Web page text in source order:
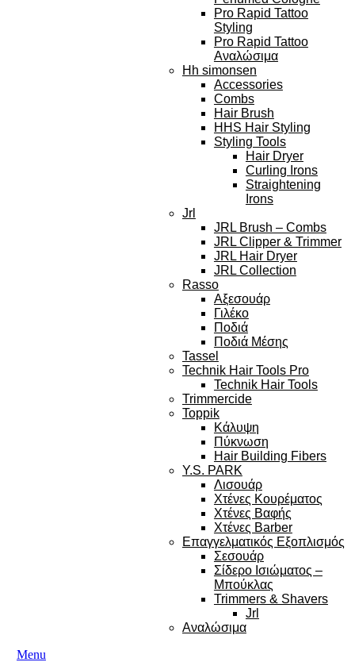
Pro Rapid Tattoo
Styling
Pro Rapid Tattoo
Αναλώσιμα
Hh simonsen
Accessories
Combs
Hair Brush
HHS Hair Styling
Styling Tools
Hair Dryer
Curling Irons
Straightening
Irons
Jrl
JRL Brush – Combs
JRL Clipper & Trimmer
JRL Hair Dryer
JRL Collection
Rasso
Αξεσουάρ
Γιλέκο
Ποδιά
Ποδιά Μέσης
Tassel
Technik Hair Tools Pro
Technik Hair Tools
Trimmercide
Toppik
Κάλυψη
Πύκνωση
Hair Building Fibers
Y.S. PARK
Λισουάρ
Χτένες Κουρέματος
Χτένες Βαφής
Χτένες Barber
Επαγγελματικός Εξοπλισμός
Σεσουάρ
Σίδερο Ισιώματος –
Μπούκλας
Trimmers & Shavers
Jrl
Αναλώσιμα
Menu